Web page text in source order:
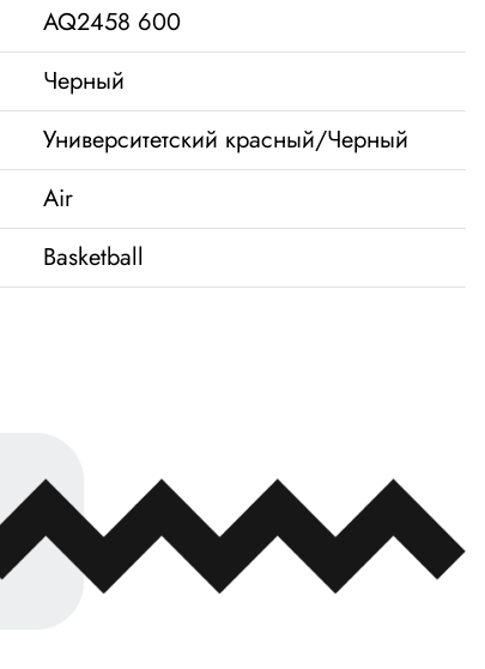
AQ2458 600
Черный
Университетский красный/Черный
Air
Basketball